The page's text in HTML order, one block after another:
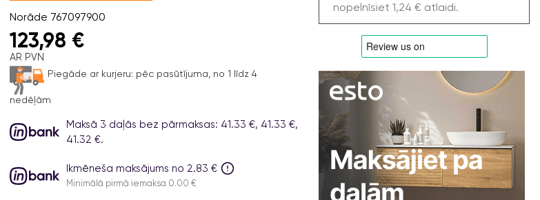
Norāde 767097900
123,98 €
AR PVN
Piegāde ar kurjeru: pēc pasūtījuma, no 1 līdz 4
nedēļām
Maksā 3 daļās bez pārmaksas: 41.33 €, 41.33 €,
41.32 €.
Ikmēneša maksājums no 2.83 €
Minimālā pirmā iemaksa 0.00 €
nopelnīsiet 1,24 € atlaidi.